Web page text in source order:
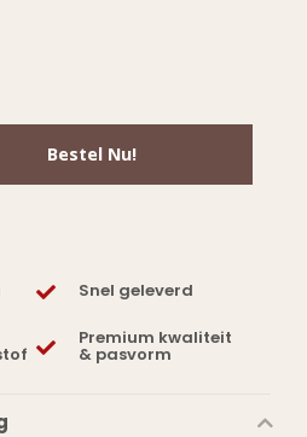
Bestel Nu!
Snel geleverd
Premium kwaliteit
& pasvorm